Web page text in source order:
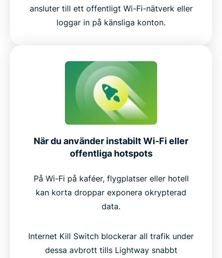
ansluter till ett offentligt Wi-Fi-nätverk eller
loggar in på känsliga konton.
När du använder instabilt Wi-Fi eller
offentliga hotspots
På Wi-Fi på kaféer, flygplatser eller hotell
kan korta droppar exponera okrypterad
data.
Internet Kill Switch blockerar all trafik under
dessa avbrott tills Lightway snabbt